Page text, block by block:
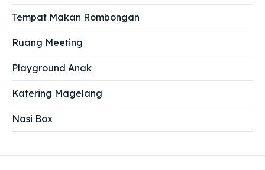
Tempat Makan Rombongan
Ruang Meeting
Playground Anak
Katering Magelang
Nasi Box